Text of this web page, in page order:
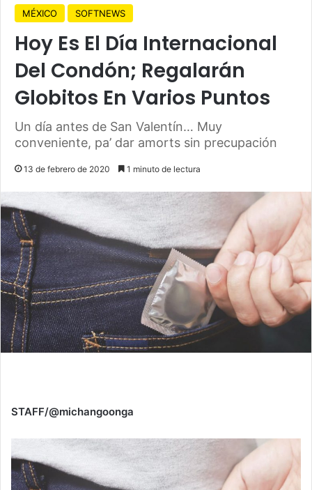
MÉXICO SOFTNEWS
Hoy Es El Día Internacional
Del Condón; Regalarán
Globitos En Varios Puntos
Un día antes de San Valentín… Muy
conveniente, pa’ dar amorts sin precupación
13 de febrero de 2020 1 minuto de lectura
STAFF/@michangoonga